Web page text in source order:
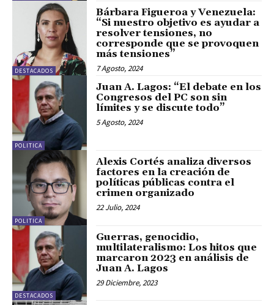
DESTACADOS
Bárbara Figueroa y Venezuela:
“Si nuestro objetivo es ayudar a
resolver tensiones, no
corresponde que se provoquen
más tensiones”
7 Agosto, 2024
POLITICA
Juan A. Lagos: “El debate en los
Congresos del PC son sin
límites y se discute todo”
5 Agosto, 2024
POLITICA
Alexis Cortés analiza diversos
factores en la creación de
políticas públicas contra el
crimen organizado
22 Julio, 2024
DESTACADOS
Guerras, genocidio,
multilateralismo: Los hitos que
marcaron 2023 en análisis de
Juan A. Lagos
29 Diciembre, 2023